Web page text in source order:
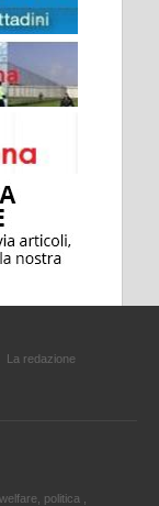
La redazione
politica ,